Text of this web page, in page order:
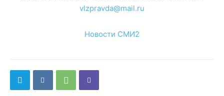
vlzpravda@mail.ru
Новости СМИ2